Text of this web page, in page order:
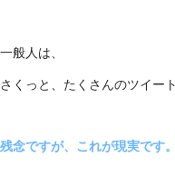
一般人は、
さくっと、たくさんのツイー
残念ですが、これが現実です。